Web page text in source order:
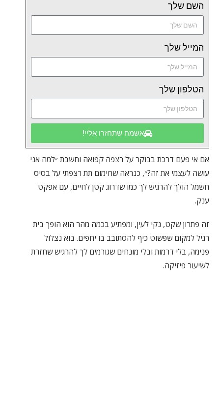
השם שלך
המייל שלך
הטלפון שלך
אשמח שתחזרו אליי!
אם אי פעם דרכת בבוקר על רצפה קפואה וחשבת ״למה אני
עושה לעצמי את זה?״, כנראה שחימום תת רצפתי על בסיס
חשמל הולך להרגיש לך כמו שדרוג קטן לחיים, עם אפקט
ענק.
זה פתרון שקט, נקי לעין, ומפתיע בכמה מהר הוא הופך בית
רגיל למקום שפשוט כיף להסתובב בו יחפים. בוא נצלול
פנימה, בלי דרמות ובלי מונחים שגורמים לך להרגיש שחזרת
לשיעור פיזיקה.